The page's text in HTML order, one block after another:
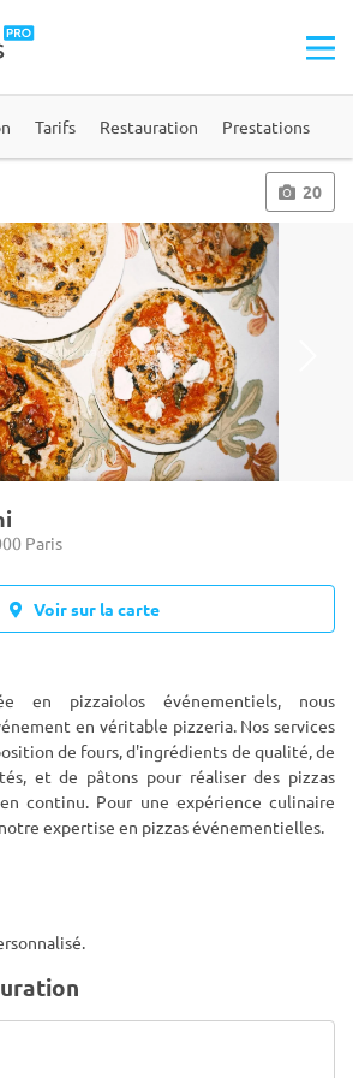
Tarifs Restauration Prestations
20
Paris
Voir sur la carte
en pizzaiolos événementiels, nous
en véritable pizzeria. Nos services
de fours, d'ingrédients de qualité, de
et de pâtons pour réaliser des pizzas
continu. Pour une expérience culinaire
expertise en pizzas événementielles.